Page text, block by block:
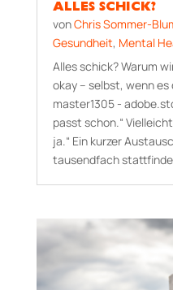
ALLES SCHICK?
vonChris Sommer-
Gesundheit, Mental
Alles schick? Warum
okay – selbst, wenn
master1305 -
passt schon.“
ja.“ Ein kurzer
tausendfach